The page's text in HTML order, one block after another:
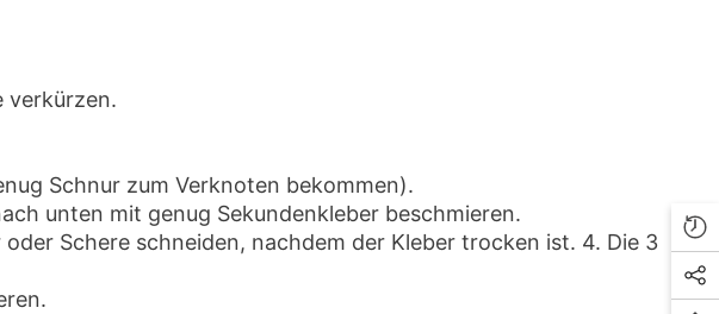
verkürzen.
Schnur zum Verknoten bekommen).
unten mit genug Sekundenkleber beschmieren.
Schere schneiden, nachdem der Kleber trocken ist. 4. Die 3